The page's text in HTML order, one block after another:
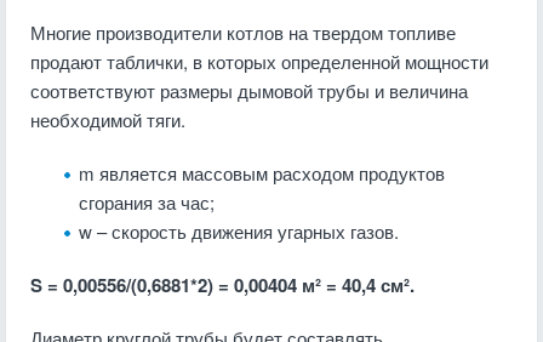
Многие производители котлов на твердом топливе
продают таблички, в которых определенной мощности
соответствуют размеры дымовой трубы и величина
необходимой тяги.
m является массовым расходом продуктов
сгорания за час;
w – скорость движения угарных газов.
S = 0,00556/(0,6881*2) = 0,00404 м² = 40,4 см².